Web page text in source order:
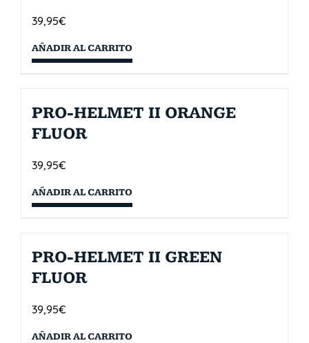
39,95€
AÑADIR AL CARRITO
PRO-HELMET II ORANGE
FLUOR
39,95€
AÑADIR AL CARRITO
PRO-HELMET II GREEN
FLUOR
39,95€
AÑADIR AL CARRITO